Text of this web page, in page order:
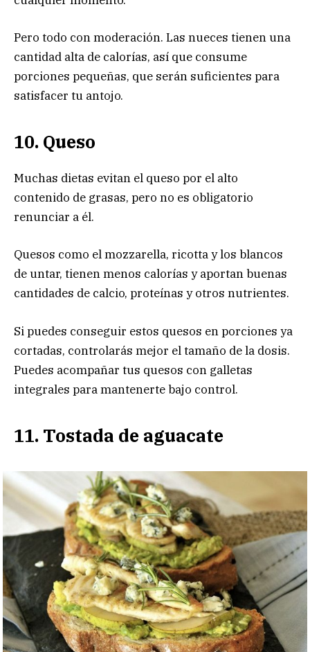
Pero todo con moderación. Las nueces tienen una
cantidad alta de calorías, así que consume
porciones pequeñas, que serán suficientes para
satisfacer tu antojo.
10. Queso
Muchas dietas evitan el queso por el alto
contenido de grasas, pero no es obligatorio
renunciar a él.
Quesos como el mozzarella, ricotta y los blancos
de untar, tienen menos calorías y aportan buenas
cantidades de calcio, proteínas y otros nutrientes.
Si puedes conseguir estos quesos en porciones ya
cortadas, controlarás mejor el tamaño de la dosis.
Puedes acompañar tus quesos con galletas
integrales para mantenerte bajo control.
11. Tostada de aguacate